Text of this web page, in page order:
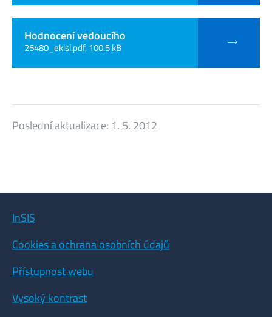
Hodnocení vedoucího
26480_ekisl.pdf, 100.5 kB
Poslední aktualizace: 1. 5. 2012
InSIS
Cookies a ochrana osobních údajů
Přístupnost webu
Vysoký kontrast